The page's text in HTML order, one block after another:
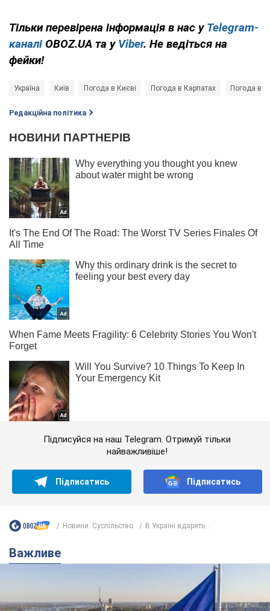
Тільки перевірена інформація в нас у Telegram-
каналі OBOZ.UA та у Viber. Не ведіться на
фейки!
Україна Київ Погода в Києві Погода в Карпатах Погода в
Редакційна політика
Підписуйся на наш Telegram. Отримуй тільки
найважливіше!
Підписатись Підписатись
Новини. Суспільство В Україні вдарять...
Важливе